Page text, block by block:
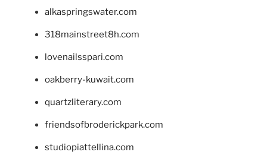
alkaspringswater.com
318mainstreet8h.com
lovenailsspari.com
oakberry-kuwait.com
quartzliterary.com
friendsofbroderickpark.com
studiopiattellina.com